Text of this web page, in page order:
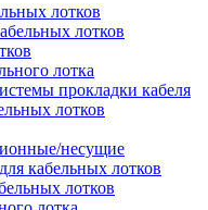
лотков
лотков
лотка
прокладки кабеля
лотков
несущие
кабельных лотков
лотков